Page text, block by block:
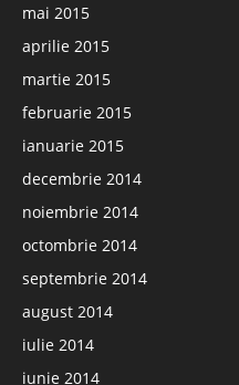
mai 2015
aprilie 2015
martie 2015
februarie 2015
ianuarie 2015
decembrie 2014
noiembrie 2014
octombrie 2014
septembrie 2014
august 2014
iulie 2014
iunie 2014